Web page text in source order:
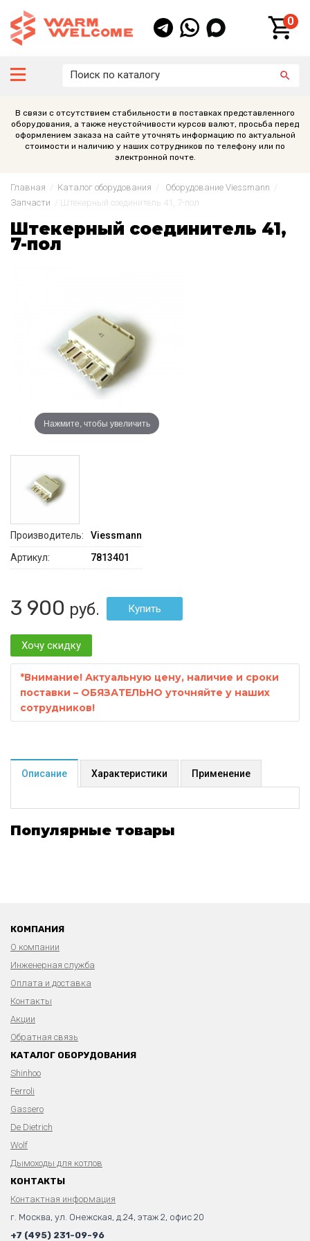
0
В связи с отсутствием стабильности в поставках представленного
оборудования, а также неустойчивости курсов валют, просьба перед
оформлением заказа на сайте уточнять информацию по актуальной
стоимости и наличию у наших сотрудников по телефону или по
электронной почте.
Главная Каталог оборудования Оборудование Viessmann
Запчасти
Штекерный соединитель 41, 7-пол
Штекерный соединитель 41,
7-пол
Нажмите, чтобы увеличить
Производитель:
Viessmann
Артикул:
7813401
3 900 руб.
Хочу скидку
*Внимание! Актуальную цену, наличие и сроки
поставки – ОБЯЗАТЕЛЬНО уточняйте у наших
сотрудников!
Описание Характеристики Применение
Популярные товары
КОМПАНИЯ
О компании
Инженерная служба
Оплата и доставка
Контакты
Акции
Обратная связь
КАТАЛОГ ОБОРУДОВАНИЯ
Shinhoo
Ferroli
Gassero
De Dietrich
Wolf
Дымоходы для котлов
КОНТАКТЫ
Контактная информация
г. Москва, ул. Онежская, д.24, этаж 2, офис 20
+7 (495) 231-09-96